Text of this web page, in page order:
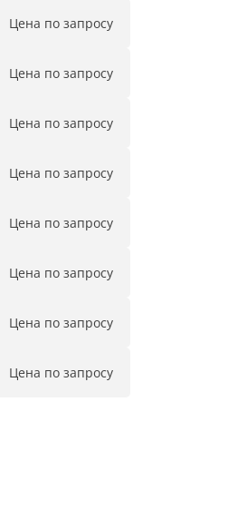
Цена по запросу
Цена по запросу
Цена по запросу
Цена по запросу
Цена по запросу
Цена по запросу
Цена по запросу
Цена по запросу